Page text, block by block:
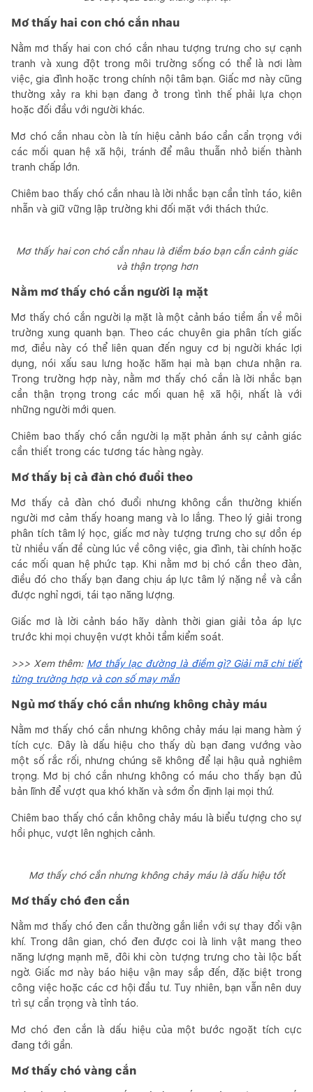
Mơ thấy hai con chó cắn nhau
Nằm mơ thấy hai con chó cắn nhau tượng trưng cho sự cạnh
tranh và xung đột trong môi trường sống có thể là nơi làm
việc, gia đình hoặc trong chính nội tâm bạn. Giấc mơ này cũng
thường xảy ra khi bạn đang ở trong tình thế phải lựa chọn
hoặc đối đầu với người khác.
Mơ chó cắn nhau còn là tín hiệu cảnh báo cần cẩn trọng với
các mối quan hệ xã hội, tránh để mâu thuẫn nhỏ biến thành
tranh chấp lớn.
Chiêm bao thấy chó cắn nhau là lời nhắc bạn cần tỉnh táo, kiên
nhẫn và giữ vững lập trường khi đối mặt với thách thức.
Mơ thấy hai con chó cắn nhau là điềm báo bạn cần cảnh giác
và thận trọng hơn
Nằm mơ thấy chó cắn người lạ mặt
Mơ thấy chó cắn người lạ mặt là một cảnh báo tiềm ẩn về môi
trường xung quanh bạn. Theo các chuyên gia phân tích giấc
mơ, điều này có thể liên quan đến nguy cơ bị người khác lợi
dụng, nói xấu sau lưng hoặc hãm hại mà bạn chưa nhận ra.
Trong trường hợp này, nằm mơ thấy chó cắn là lời nhắc bạn
cần thận trọng trong các mối quan hệ xã hội, nhất là với
những người mới quen.
Chiêm bao thấy chó cắn người lạ mặt phản ánh sự cảnh giác
cần thiết trong các tương tác hàng ngày.
Mơ thấy bị cả đàn chó đuổi theo
Mơ thấy cả đàn chó đuổi nhưng không cắn thường khiến
người mơ cảm thấy hoang mang và lo lắng. Theo lý giải trong
phân tích tâm lý học, giấc mơ này tượng trưng cho sự dồn ép
từ nhiều vấn đề cùng lúc về công việc, gia đình, tài chính hoặc
các mối quan hệ phức tạp. Khi nằm mơ bị chó cắn theo đàn,
điều đó cho thấy bạn đang chịu áp lực tâm lý nặng nề và cần
được nghỉ ngơi, tái tạo năng lượng.
Giấc mơ là lời cảnh báo hãy dành thời gian giải tỏa áp lực
trước khi mọi chuyện vượt khỏi tầm kiểm soát.
>>> Xem thêm: Mơ thấy lạc đường là điềm gì? Giải mã chi tiết
từng trường hợp và con số may mắn
Ngủ mơ thấy chó cắn nhưng không chảy máu
Nằm mơ thấy chó cắn nhưng không chảy máu lại mang hàm ý
tích cực. Đây là dấu hiệu cho thấy dù bạn đang vướng vào
một số rắc rối, nhưng chúng sẽ không để lại hậu quả nghiêm
trọng. Mơ bị chó cắn nhưng không có máu cho thấy bạn đủ
bản lĩnh để vượt qua khó khăn và sớm ổn định lại mọi thứ.
Chiêm bao thấy chó cắn không chảy máu là biểu tượng cho sự
hồi phục, vượt lên nghịch cảnh.
Mơ thấy chó cắn nhưng không chảy máu là dấu hiệu tốt
Mơ thấy chó đen cắn
Nằm mơ thấy chó đen cắn thường gắn liền với sự thay đổi vận
khí. Trong dân gian, chó đen được coi là linh vật mang theo
năng lượng mạnh mẽ, đôi khi còn tượng trưng cho tài lộc bất
ngờ. Giấc mơ này báo hiệu vận may sắp đến, đặc biệt trong
công việc hoặc các cơ hội đầu tư. Tuy nhiên, bạn vẫn nên duy
trì sự cẩn trọng và tỉnh táo.
Mơ chó đen cắn là dấu hiệu của một bước ngoặt tích cực
đang tới gần.
Mơ thấy chó vàng cắn